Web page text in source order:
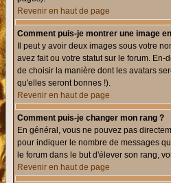
Revenir en haut de page
Comment puis-je montrer une image
Il peut y avoir deux images sous votre
avez fait ou votre statut sur le forum.
de choisir la manière dont les avatars
qu'elles seront bonnes !).
Revenir en haut de page
Comment puis-je changer mon rang ?
En général, vous ne pouvez pas
pour indiquer le nombre de messages
le forum dans le but d'élever son rang,
Revenir en haut de page